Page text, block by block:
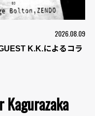
2026.08.09
K.K.によるコラ
Kagurazaka